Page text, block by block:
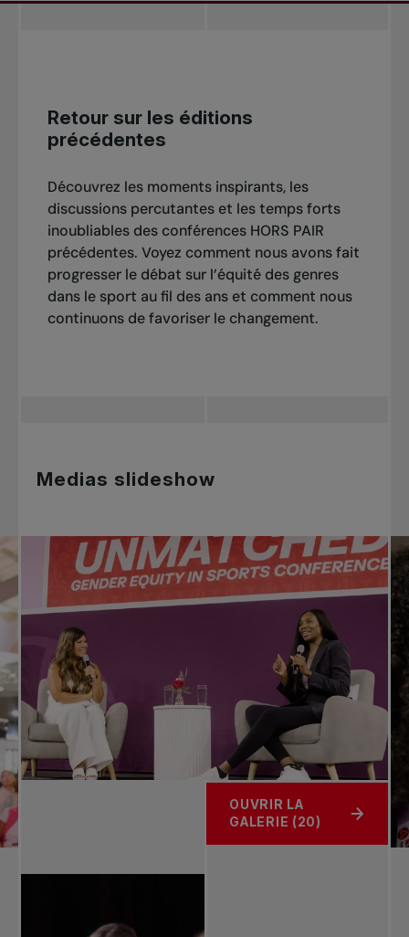
Retour sur les éditions
précédentes
Découvrez les moments inspirants, les
discussions percutantes et les temps forts
inoubliables des conférences HORS PAIR
précédentes. Voyez comment nous avons fait
progresser le débat sur l’équité des genres
dans le sport au fil des ans et comment nous
continuons de favoriser le changement.
Medias slideshow
OUVRIR LA
GALERIE (20)